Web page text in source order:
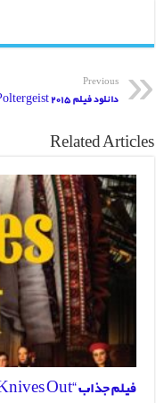
Previous
دانلود فیلم Poltergeist 2015
Related Articles
فیلم جذاب “Knives Out” معمایی هیجان‌انگیز برای همه سلیقه‌ها